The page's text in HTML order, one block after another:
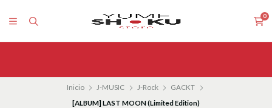
0
Inicio J-MUSIC J-Rock
GACKT
[ALBUM] LAST MOON (Limited Edition)